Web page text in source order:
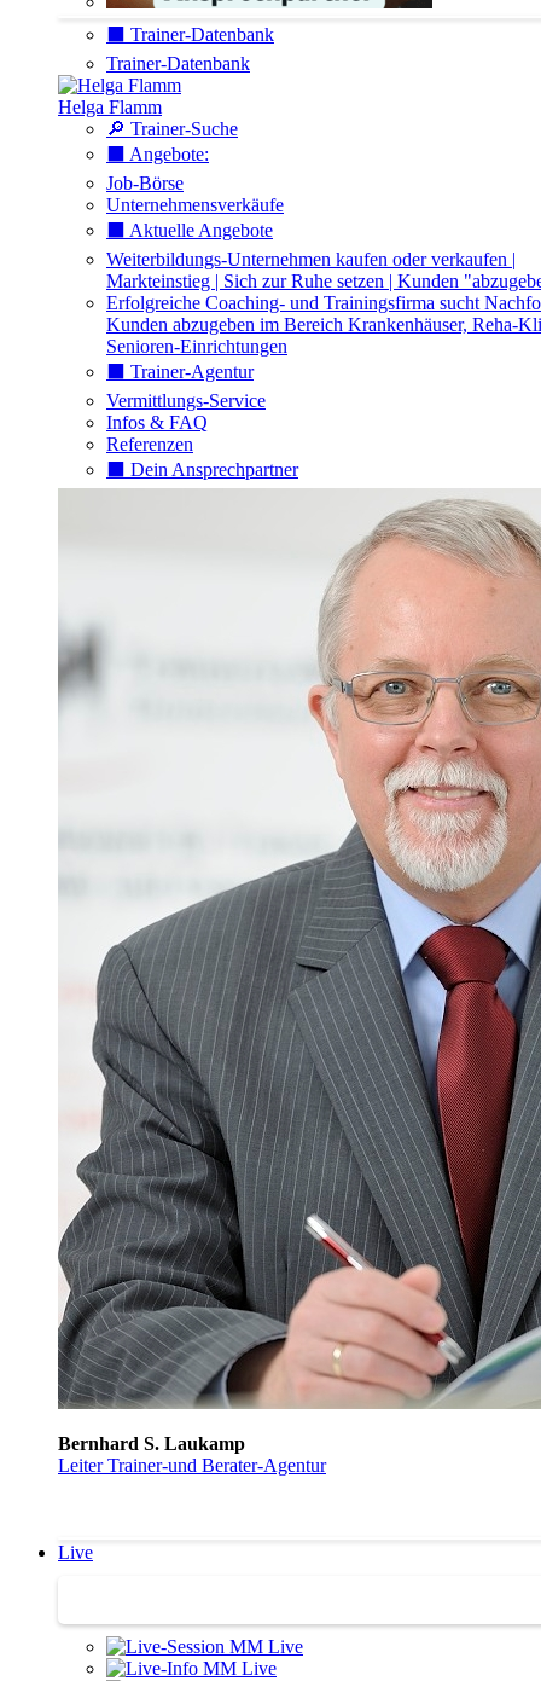
⬛️ Trainer-Datenbank
Trainer-Datenbank
Helga Flamm
🔎 Trainer-Suche
⬛️ Angebote:
Job-Börse
Unternehmensverkäufe
⬛️ Aktuelle Angebote
Weiterbildungs-Unternehmen kaufen oder verkaufen |
Markteinstieg | Sich zur Ruhe setzen | Kunden
Erfolgreiche Coaching- und Trainingsfirma sucht
Kunden abzugeben im Bereich Krankenhäuser, Reha-
Senioren-Einrichtungen
⬛️ Trainer-Agentur
Vermittlungs-Service
Infos & FAQ
Referenzen
⬛️ Dein Ansprechpartner
Bernhard S. Laukamp
Leiter Trainer-und Berater-Agentur
Live